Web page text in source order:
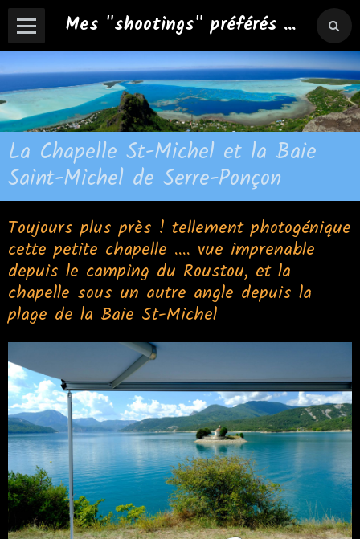
Mes "shootings" préférés ...
La Chapelle St-Michel et la Baie
Saint-Michel de Serre-Ponçon
Toujours plus près ! tellement photogénique
cette petite chapelle .... vue imprenable
depuis le camping du Roustou, et la
chapelle sous un autre angle depuis la
plage de la Baie St-Michel